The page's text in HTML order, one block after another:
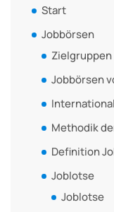
Start
Jobbörsen
Zielgruppen
Jobbörsen
Methodik
Definition
Joblotse
Joblotse